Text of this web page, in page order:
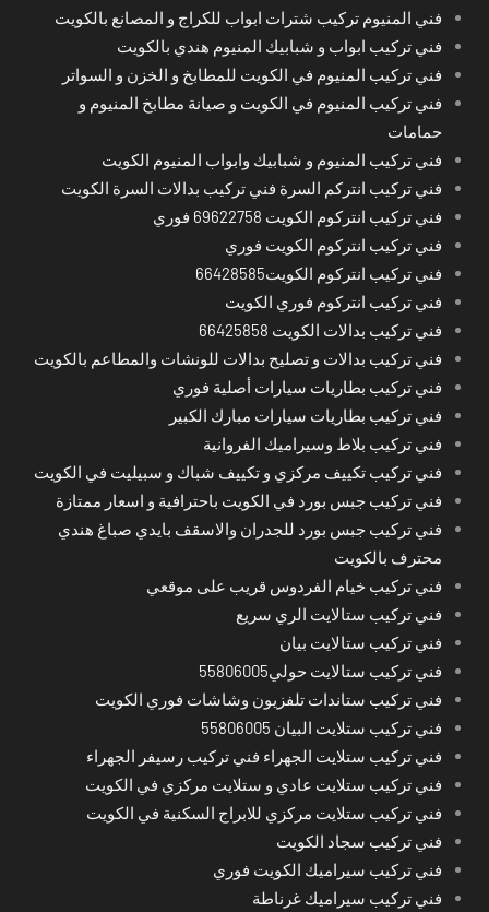
فني المنيوم تركيب شترات ابواب للكراج و المصانع بالكويت
فني تركيب ابواب و شبابيك المنيوم هندي بالكويت
فني تركيب المنيوم في الكويت للمطابخ و الخزن و السواتر
فني تركيب المنيوم في الكويت و صيانة مطابخ المنيوم و
حمامات
فني تركيب المنيوم و شبابيك وابواب المنيوم الكويت
فني تركيب انتركم السرة فني تركيب بدالات السرة الكويت
فني تركيب انتركوم الكويت 69622758 فوري
فني تركيب انتركوم الكويت فوري
فني تركيب انتركوم الكويت66428585
فني تركيب انتركوم فوري الكويت
فني تركيب بدالات الكويت 66425858
فني تركيب بدالات و تصليح بدالات للونشات والمطاعم بالكويت
فني تركيب بطاريات سيارات أصلية فوري
فني تركيب بطاريات سيارات مبارك الكبير
فني تركيب بلاط وسيراميك الفروانية
فني تركيب تكييف مركزي و تكييف شباك و سبيليت في الكويت
فني تركيب جبس بورد في الكويت باحترافية و اسعار ممتازة
فني تركيب جبس بورد للجدران والاسقف بايدي صباغ هندي
محترف بالكويت
فني تركيب خيام الفردوس قريب على موقعي
فني تركيب ستالايت الري سريع
فني تركيب ستالايت بيان
فني تركيب ستالايت حولي55806005
فني تركيب ستاندات تلفزيون وشاشات فوري الكويت
فني تركيب ستلايت البيان 55806005
فني تركيب ستلايت الجهراء فني تركيب رسيفر الجهراء
فني تركيب ستلايت عادي و ستلايت مركزي في الكويت
فني تركيب ستلايت مركزي للابراج السكنية في الكويت
فني تركيب سجاد الكويت
فني تركيب سيراميك الكويت فوري
فني تركيب سيراميك غرناطة